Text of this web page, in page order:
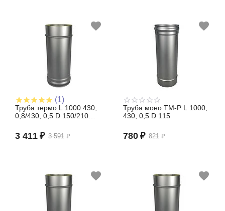
(1)
Труба термо L 1000 430,
0,8/430, 0,5 D 150/210
3 591 ₽
3 411 ₽
Труба моно TM-P L 1000,
430, 0,5 D 115
821 ₽
780 ₽